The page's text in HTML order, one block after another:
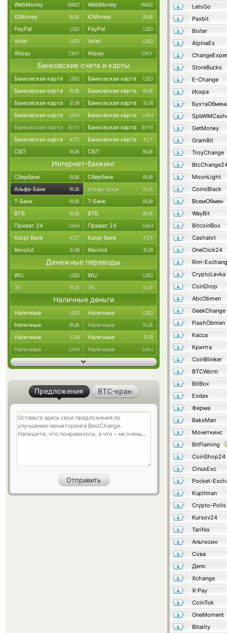
LetsGo
Paxbit
Bixter
AlpinaEx
StoreBucks
E-Change
Искра
GetMoney
GramBit
TroyChange
MoonLight
CoinsBlack
ВсемОбмен
WayBit
BitcoinBox
Cashalot
OneClick24
Rim-
CryptoLavka
CoinDrop
AbcObmen
GeekChange
FlashObmen
Касса
Крипта
CoinBlinker
BTCWorm
BitBox
Exdex
Ферма
BaksMan
Монеткинс
BitFlaming
CoinShop24
CinusExc
Pocket-
Kupitman
Crypto-Polis
Kursov24
Tarifex
Альткоин
Сова
Депо
Xchange
X-Pay
CoinTok
OneMoment
Bitality
WebMoney WMZ WebMoney WMZ
ЮMoney RUB ЮMoney RUB
PayPal USD PayPal USD
Volet USD Volet USD
Alipay CNY Alipay CNY
Банковские счета и карты
Банковская карта USD Банковская карта USD
Банковская карта RUB Банковская карта RUB
Банковская карта EUR Банковская карта EUR
Банковская карта UAH Банковская карта UAH
Банковская карта BYN Банковская карта BYN
Банковская карта KZT Банковская карта KZT
СБП RUB СБП RUB
Интернет-банкинг
Сбербанк RUB Сбербанк RUB
Альфа-Банк RUB Альфа-Банк RUB
Т-Банк RUB Т-Банк RUB
ВТБ RUB ВТБ RUB
Приват 24 UAH Приват 24 UAH
Kaspi Bank KZT Kaspi Bank KZT
Revolut EUR Revolut EUR
Денежные переводы
WU USD WU USD
ЗК RUB ЗК RUB
Наличные деньги
Наличные USD Наличные USD
Наличные RUB Наличные RUB
Наличные EUR Наличные EUR
Наличные UAH Наличные UAH
Предложения BTC-кран